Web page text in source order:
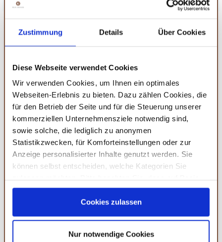
Zustimmung Details Über Cookies
Diese Webseite verwendet Cookies
Wir verwenden Cookies, um Ihnen ein optimales
Webseiten-Erlebnis zu bieten. Dazu zählen Cookies, die
für den Betrieb der Seite und für die Steuerung unserer
kommerziellen Unternehmensziele notwendig sind,
sowie solche, die lediglich zu anonymen
Statistikzwecken, für Komforteinstellungen oder zur
Anzeige personalisierter Inhalte genutzt werden. Sie
können selbst entscheiden, welche Kategorien Sie
Ihrer Einstellungen womöglich nicht mehr alle
Serviceleistungen auf der Seite zur Verfügung stehen.
Sie können Ihre Einwilligung selbstverständlich jederzeit
und diese abändern. Die Rechtmäßigkeit der aufgrund
Cookies zulassen
Nur notwendige Cookies
wie zum Beispiel Ketchup, Senf oder Mayonnaise. Beilagen,
die gut zu Würstchen im Schlafrock passen, sind zum
Beispiel Gemüse-Sticks, Kartoffeln oder Salate.
Weitere gruselige Snacks für die Halloween-
Party
Snacks für die Halloween-Partyfindest du weitere
Anregungen für süße und deftige Snacks.